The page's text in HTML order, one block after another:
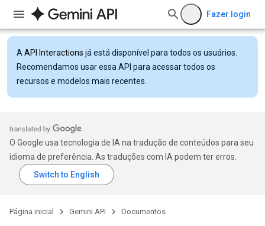
Fazer login
A API Interactions já está disponível para todos os usuários.
Recomendamos usar essa API para acessar todos os
recursos e modelos mais recentes.
O Google usa tecnologia de IA na tradução de conteúdos para seu
idioma de preferência. As traduções com IA podem ter erros.
Página inicial Gemini API Documentos